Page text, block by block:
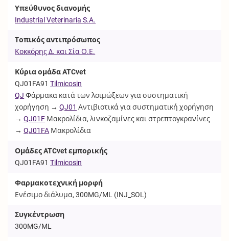
Υπεύθυνος διανομής
Industrial Veterinaria S.A.
Τοπικός αντιπρόσωπος
Κοκκόρης Δ. και Σία Ο.Ε.
Κύρια ομάδα ATCvet
QJ01FA91 Tilmicosin
QJ Φάρμακα κατά των λοιμώξεων για συστηματική
χορήγηση →QJ01 Αντιβιοτικά για συστηματική χορήγηση
→QJ01F Μακρολίδια, λινκοζαμίνες και στρεπτογκρανίνες
→QJ01FA Μακρολίδια
Ομάδες ATCvet εμπορικής
QJ01FA91 Tilmicosin
Φαρμακοτεχνική μορφή
Ενέσιμο διάλυμα, 300MG/ML (INJ_SOL)
Συγκέντρωση
300MG/ML